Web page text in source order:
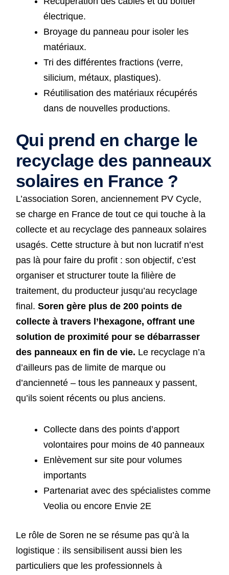
électrique.
Broyage du panneau pour isoler les
matériaux.
Tri des différentes fractions (verre,
silicium, métaux, plastiques).
Réutilisation des matériaux récupérés
dans de nouvelles productions.
Qui prend en charge le
recyclage des panneaux
solaires en France ?
L’association Soren, anciennement PV Cycle,
se charge en France de tout ce qui touche à la
collecte et au recyclage des panneaux solaires
usagés. Cette structure à but non lucratif n’est
pas là pour faire du profit : son objectif, c’est
organiser et structurer toute la filière de
traitement, du producteur jusqu’au recyclage
final. Soren gère plus de 200 points de
collecte à travers l’hexagone, offrant une
solution de proximité pour se débarrasser
des panneaux en fin de vie. Le recyclage n’a
d’ailleurs pas de limite de marque ou
d’ancienneté – tous les panneaux y passent,
qu’ils soient récents ou plus anciens.
Collecte dans des points d’apport
volontaires pour moins de 40 panneaux
Enlèvement sur site pour volumes
importants
Partenariat avec des spécialistes comme
Veolia ou encore Envie 2E
Le rôle de Soren ne se résume pas qu’à la
logistique : ils sensibilisent aussi bien les
particuliers que les professionnels à